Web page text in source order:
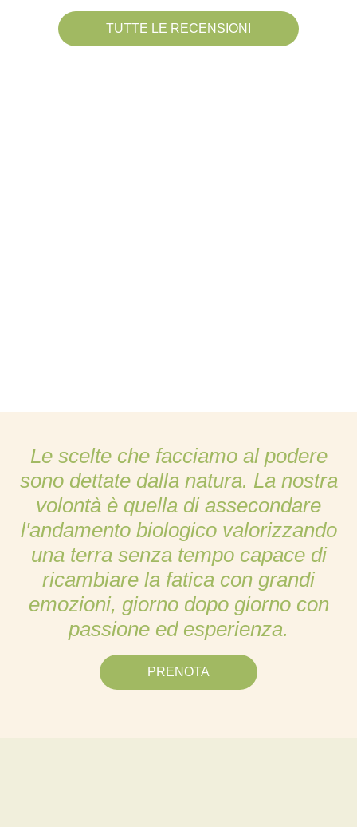
TUTTE LE RECENSIONI
Le scelte che facciamo al podere
sono dettate dalla natura. La nostra
volontà è quella di assecondare
l'andamento biologico valorizzando
una terra senza tempo capace di
ricambiare la fatica con grandi
emozioni, giorno dopo giorno con
passione ed esperienza.
PRENOTA